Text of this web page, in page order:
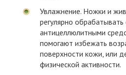
Увлажнение. Ножки и
регулярно
антицеллюлитными
помогают избежать
поверхности кожи, или
физической активности.